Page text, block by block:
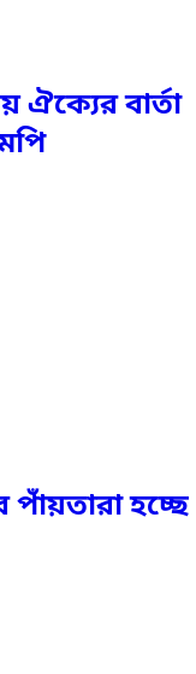
ঐক্যের বার্তা
পাঁয়তারা হচ্ছে